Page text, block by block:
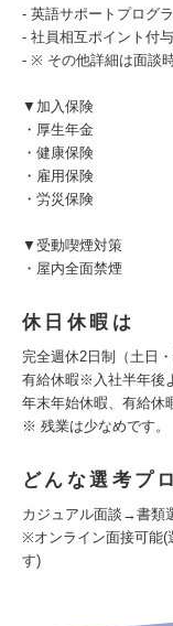
- 英語サポートプログ
- 社員相互ポイント付
- ※ その他詳細は面談
▼加入保険
・厚生年金
・健康保険
・雇用保険
・労災保険
▼受動喫煙対策
・屋内全面禁煙
休日休暇は
完全週休2日制（土日
有給休暇※入社半年後
年末年始休暇、有給休
※ 残業は少なめです。
どんな選考プ
カジュアル面談→書
※オンライン面接可能(
す)